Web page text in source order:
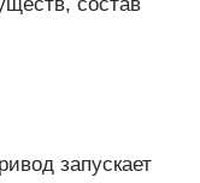
запускает